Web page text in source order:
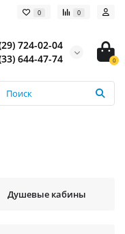
0 0
724-02-04
644-47-74
0
Душевые кабины